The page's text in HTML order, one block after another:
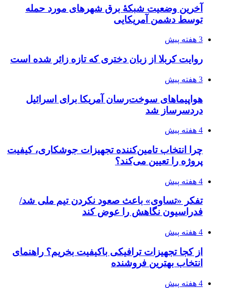
آخرین وضعیت شبکۀ برق شهرهای مورد حمله
توسط دشمن آمریکایی
3 هفته پیش
روایت کربلا از زبان دختری که تازه زائر شده است
3 هفته پیش
هواپیماهای سوخت‌رسان آمریکا برای اسرائیل
دردسرساز شد
4 هفته پیش
چرا انتخاب تامین‌کننده تجهیزات جوشکاری، کیفیت
پروژه را تعیین می‌کند؟
4 هفته پیش
تفکر «تساوی» باعث صعود نکردن تیم ملی شد/
فدراسیون نگاهش را عوض کند
4 هفته پیش
از کجا تجهیزات ترافیکی باکیفیت بخریم؟ راهنمای
انتخاب بهترین فروشنده
4 هفته پیش